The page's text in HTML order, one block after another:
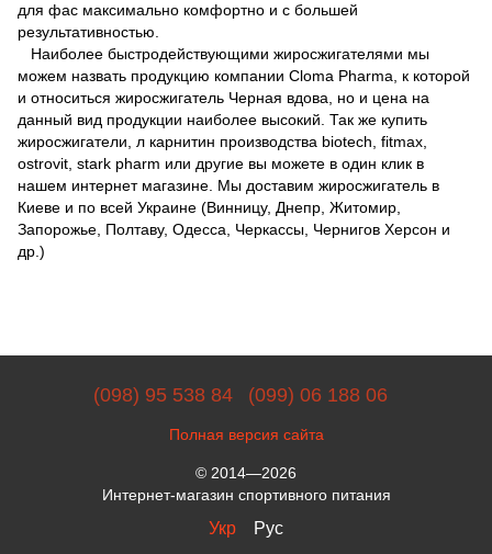
для фас максимально комфортно и с большей
результативностью.
Наиболее быстродействующими жиросжигателями мы
можем назвать продукцию компании Cloma Pharma, к которой
и относиться жиросжигатель Черная вдова, но и цена на
данный вид продукции наиболее высокий. Так же купить
жиросжигатели, л карнитин производства biotech, fitmax,
ostrovit, stark pharm или другие вы можете в один клик в
нашем интернет магазине. Мы доставим жиросжигатель в
Киеве и по всей Украине (Винницу, Днепр, Житомир,
Запорожье, Полтаву, Одесса, Черкассы, Чернигов Херсон и
др.)
(098) 95 538 84 (099) 06 188 06
Полная версия сайта
© 2014—2026
Интернет-магазин спортивного питания
Укр Рус